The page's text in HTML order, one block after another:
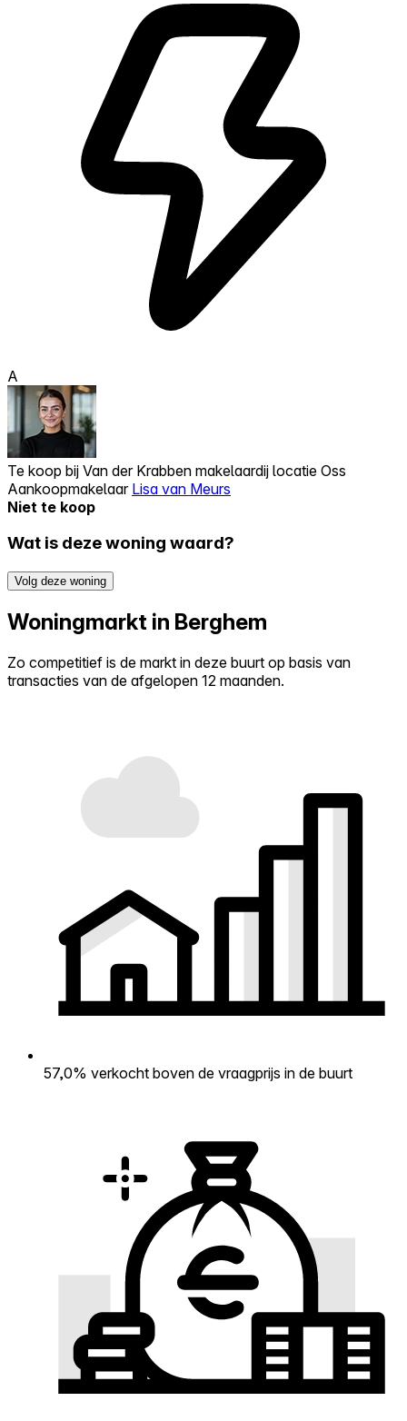
A
Te koop bij Van der Krabben makelaardij locatie Oss
Aankoopmakelaar Lisa van Meurs
Niet te koop
Wat is deze woning waard?
Volg deze woning
Woningmarkt in Berghem
Zo competitief is de markt in deze buurt op basis van
transacties van de afgelopen 12 maanden.
57,0% verkocht boven de vraagprijs in de buurt